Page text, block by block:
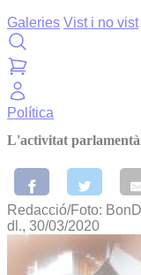
Galeries Vist i no vist
Política
L'activitat
Redacció/Foto:
dl., 30/03/2020